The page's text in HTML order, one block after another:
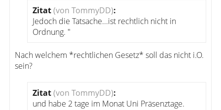
Zitat(von TommyDD):
Jedoch die Tatsache...ist rechtlich nicht in
Ordnung. "
Nach welchem *rechtlichen Gesetz* soll das nicht i.O.
sein?
Zitat(von TommyDD):
und habe 2 tage im Monat Uni Präsenztage.